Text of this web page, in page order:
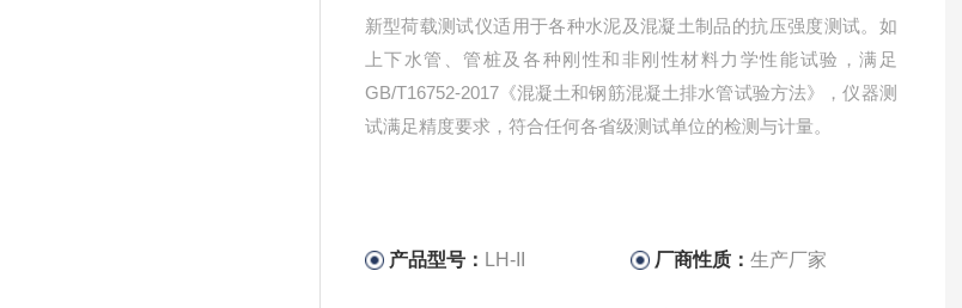
新型荷载测试仪适用于各种水泥及混凝土制品的抗压强度测试。如
上下水管、管桩及各种刚性和非刚性材料力学性能试验，满足
GB/T16752-2017《混凝土和钢筋混凝土排水管试验方法》，仪器测
试满足精度要求，符合任何各省级测试单位的检测与计量。
产品型号： LH-II 厂商性质：生产厂家